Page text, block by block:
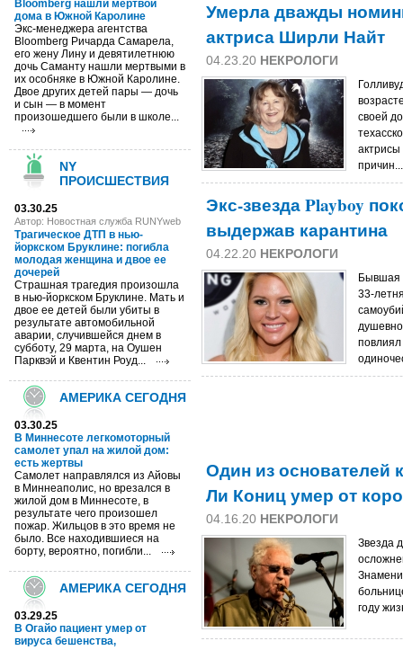
Bloomberg нашли мертвой
дома в Южной Каролине
Экс-менеджера агентства
Bloomberg Ричарда Самарела,
его жену Лину и девятилетнюю
дочь Саманту нашли мертвыми в
их особняке в Южной Каролине.
Двое других детей пары — дочь
и сын — в момент
произошедшего были в школе...
NY
ПРОИСШЕСТВИЯ
03.30.25
Автор: Новостная служба RUNYweb
Трагическое ДТП в нью-
йоркском Бруклине: погибла
молодая женщина и двое ее
дочерей
Страшная трагедия произошла
в нью-йоркском Бруклине. Мать и
двое ее детей были убиты в
результате автомобильной
аварии, случившейся днем в
субботу, 29 марта, на Оушен
Парквэй и Квентин Роуд...
АМЕРИКА СЕГОДНЯ
03.30.25
В Миннесоте легкомоторный
самолет упал на жилой дом:
есть жертвы
Самолет направлялся из Айовы
в Миннеаполис, но врезался в
жилой дом в Миннесоте, в
результате чего произошел
пожар. Жильцов в это время не
было. Все находившиеся на
борту, вероятно, погибли...
АМЕРИКА СЕГОДНЯ
03.29.25
В Огайо пациент умер от
вируса бешенства,
Умерла дважды
актриса Ширли Найт
04.23.20 НЕКРОЛОГИ
своей
актрисы
Экс-звезда Playboy
выдержав карантина
04.22.20 НЕКРОЛОГИ
Бывшая
33-
повлиял
Один из основателей
Ли Кониц умер от
04.16.20 НЕКРОЛОГИ
Звезда
году